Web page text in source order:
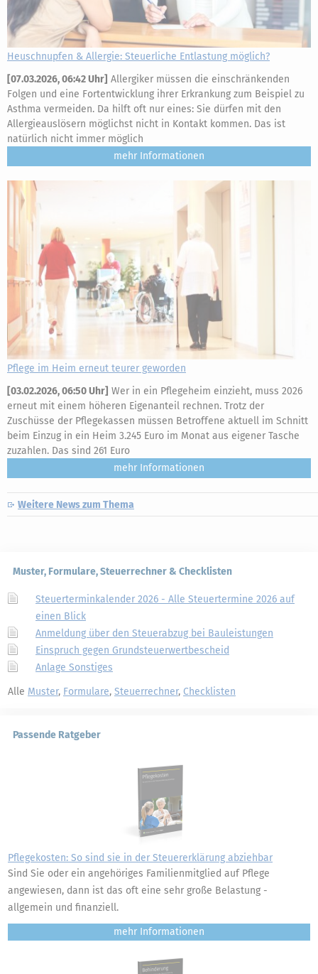
Heuschnupfen & Allergie: Steuerliche Entlastung möglich?
[07.03.2026, 06:42 Uhr] Allergiker müssen die einschränkenden
Folgen und eine Fortentwicklung ihrer Erkrankung zum Beispiel zu
Asthma vermeiden. Da hilft oft nur eines: Sie dürfen mit den
Allergieauslösern möglichst nicht in Kontakt kommen. Das ist
natürlich nicht immer möglich
mehr
Pflege im Heim erneut teurer geworden
[03.02.2026, 06:50 Uhr] Wer in ein Pflegeheim einzieht, muss 2026
erneut mit einem höheren Eigenanteil rechnen. Trotz der
Zuschüsse der Pflegekassen müssen Betroffene aktuell im Schnitt
beim Einzug in ein Heim 3.245 Euro im Monat aus eigener Tasche
zuzahlen. Das sind 261 Euro
mehr
Weitere News zum Thema
Muster, Formulare, Steuerrechner & Checklisten
Steuerterminkalender 2026 - Alle Steuertermine 2026 auf
einen Blick
Anmeldung über den Steuerabzug bei Bauleistungen
Einspruch gegen Grundsteuerwertbescheid
Anlage Sonstiges
Alle Muster, Formulare, Steuerrechner, Checklisten
Passende Ratgeber
Pflegekosten: So sind sie in der Steuererklärung abziehbar
Sind Sie oder ein angehöriges Familienmitglied auf Pflege
angewiesen, dann ist das oft eine sehr große Belastung -
allgemein und finanziell.
mehr